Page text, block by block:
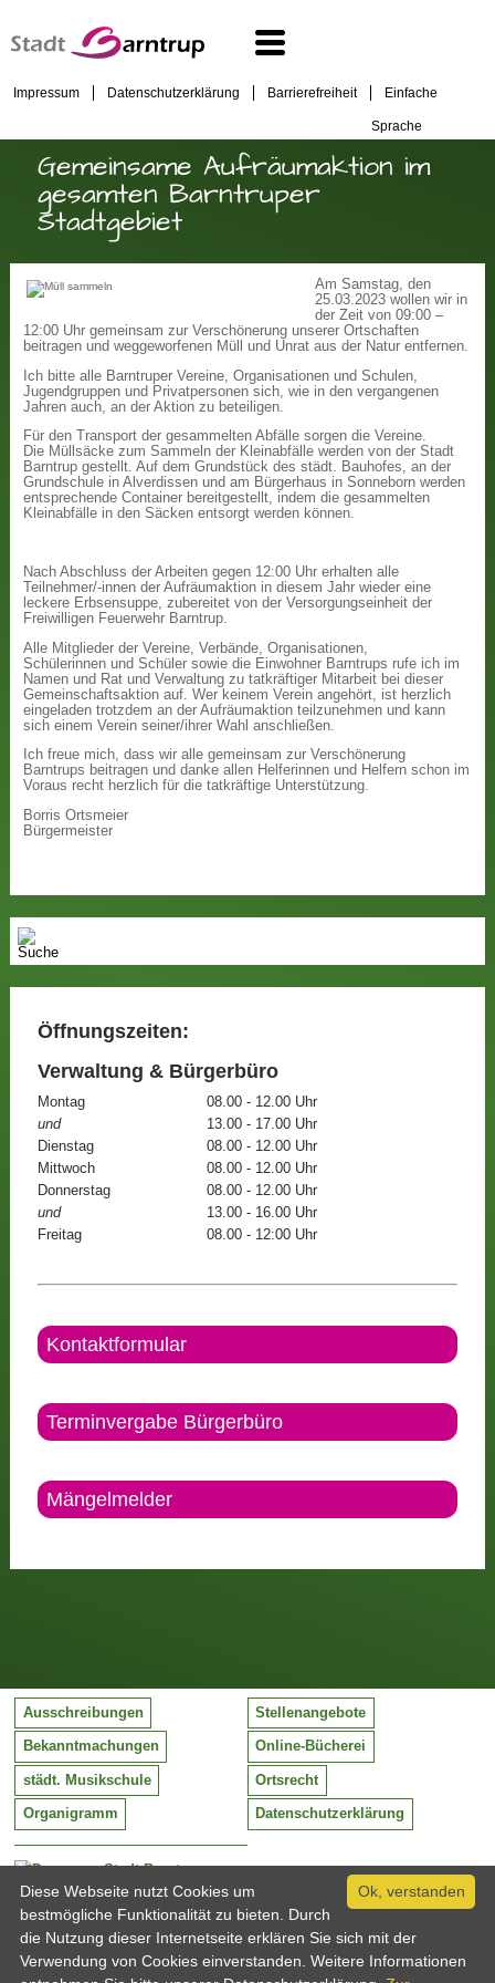
Impressum Datenschutzerklärung Barrierefreiheit Einfache
Sprache
Gemeinsame Aufräumaktion im
gesamten Barntruper
Stadtgebiet
Am Samstag, den
25.03.2023 wollen wir in
der Zeit von 09:00 –
12:00 Uhr gemeinsam zur Verschönerung unserer Ortschaften
beitragen und weggeworfenen Müll und Unrat aus der Natur entfernen.
Ich bitte alle Barntruper Vereine, Organisationen und Schulen,
Jugendgruppen und Privatpersonen sich, wie in den vergangenen
Jahren auch, an der Aktion zu beteiligen.
Für den Transport der gesammelten Abfälle sorgen die Vereine.
Die Müllsäcke zum Sammeln der Kleinabfälle werden von der Stadt
Barntrup gestellt. Auf dem Grundstück des städt. Bauhofes, an der
Grundschule in Alverdissen und am Bürgerhaus in Sonneborn werden
entsprechende Container bereitgestellt, indem die gesammelten
Kleinabfälle in den Säcken entsorgt werden können.
Nach Abschluss der Arbeiten gegen 12:00 Uhr erhalten alle
Teilnehmer/-innen der Aufräumaktion in diesem Jahr wieder eine
leckere Erbsensuppe, zubereitet von der Versorgungseinheit der
Freiwilligen Feuerwehr Barntrup.
Alle Mitglieder der Vereine, Verbände, Organisationen,
Schülerinnen und Schüler sowie die Einwohner Barntrups rufe ich im
Namen und Rat und Verwaltung zu tatkräftiger Mitarbeit bei dieser
Gemeinschaftsaktion auf. Wer keinem Verein angehört, ist herzlich
eingeladen trotzdem an der Aufräumaktion teilzunehmen und kann
sich einem Verein seiner/ihrer Wahl anschließen.
Ich freue mich, dass wir alle gemeinsam zur Verschönerung
Barntrups beitragen und danke allen Helferinnen und Helfern schon im
Voraus recht herzlich für die tatkräftige Unterstützung.
Borris Ortsmeier
Bürgermeister
Öffnungszeiten:
Verwaltung & Bürgerbüro
Montag
08.00 - 12.00 Uhr
und
13.00 - 17.00 Uhr
Dienstag
08.00 - 12.00 Uhr
Mittwoch
08.00 - 12.00 Uhr
Donnerstag
08.00 - 12.00 Uhr
und
13.00 - 16.00 Uhr
Freitag
08.00 - 12:00 Uhr
Kontaktformular
Terminvergabe Bürgerbüro
Mängelmelder
Stadt Barntrup
Mittelstraße 38
32683 Barntrup
Tel:
Email:
05263 / 409-0
info@barntrup.de
Ausschreibungen Stellenangebote
Bekanntmachungen Online-Bücherei
städt. Musikschule Ortsrecht
Organigramm Datenschutzerklärung
Ok, verstanden
Diese Webseite nutzt Cookies um
bestmögliche Funktionalität zu bieten. Durch
die Nutzung dieser Internetseite erklären Sie sich mit der
Verwendung von Cookies einverstanden. Weitere Informationen